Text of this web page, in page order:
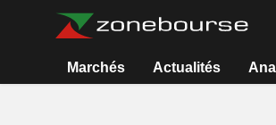
Marchés Actualités